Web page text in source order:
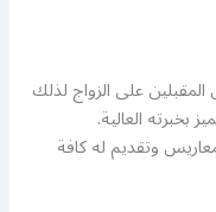
على الزواج لذلك
بخبرته العالية.
وتقديم له كافة